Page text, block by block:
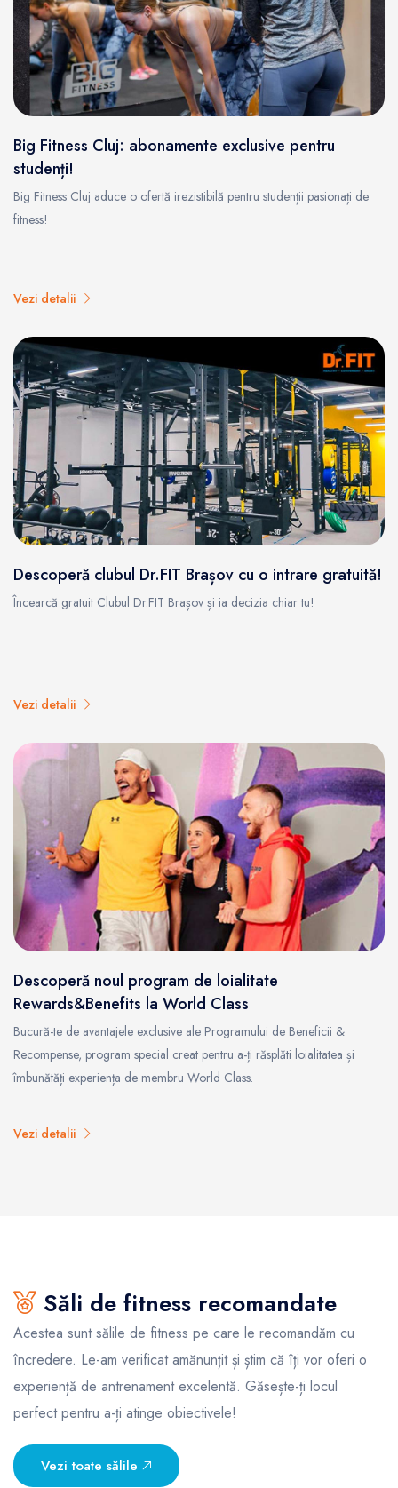
Big Fitness Cluj: abonamente exclusive pentru
studenți!
Big Fitness Cluj aduce o ofertă irezistibilă pentru studenții pasionați de
fitness!
Vezi detalii
Descoperă clubul Dr.FIT Brașov cu o intrare gratuită!
Încearcă gratuit Clubul Dr.FIT Brașov și ia decizia chiar tu!
Vezi detalii
Descoperă noul program de loialitate
Rewards&Benefits la World Class
Bucură-te de avantajele exclusive ale Programului de Beneficii &
Recompense, program special creat pentru a-ți răsplăti loialitatea și
îmbunătăți experiența de membru World Class.
Vezi detalii
Săli de fitness recomandate
Acestea sunt sălile de fitness pe care le recomandăm cu
încredere. Le-am verificat amănunțit și știm că îți vor oferi o
experiență de antrenament excelentă. Găsește-ți locul
perfect pentru a-ți atinge obiectivele!
Vezi toate sălile